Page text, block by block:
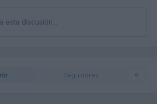
esta discusión...
Seguidores 0